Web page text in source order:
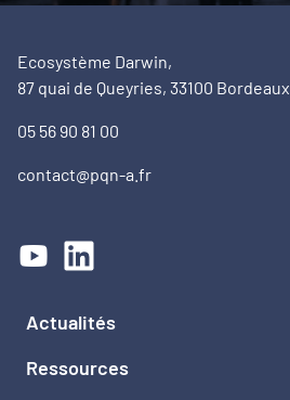
Ecosystème Darwin,
87 quai de Queyries, 33100 Bordeaux
05 56 90 81 00
contact@pqn-a.fr
Actualités
Ressources